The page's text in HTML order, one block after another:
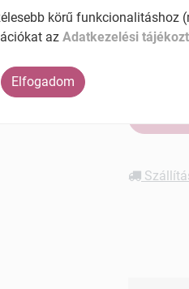
27%
körű funkcionalitáshoz
az Adatkezelési
Elfogadom